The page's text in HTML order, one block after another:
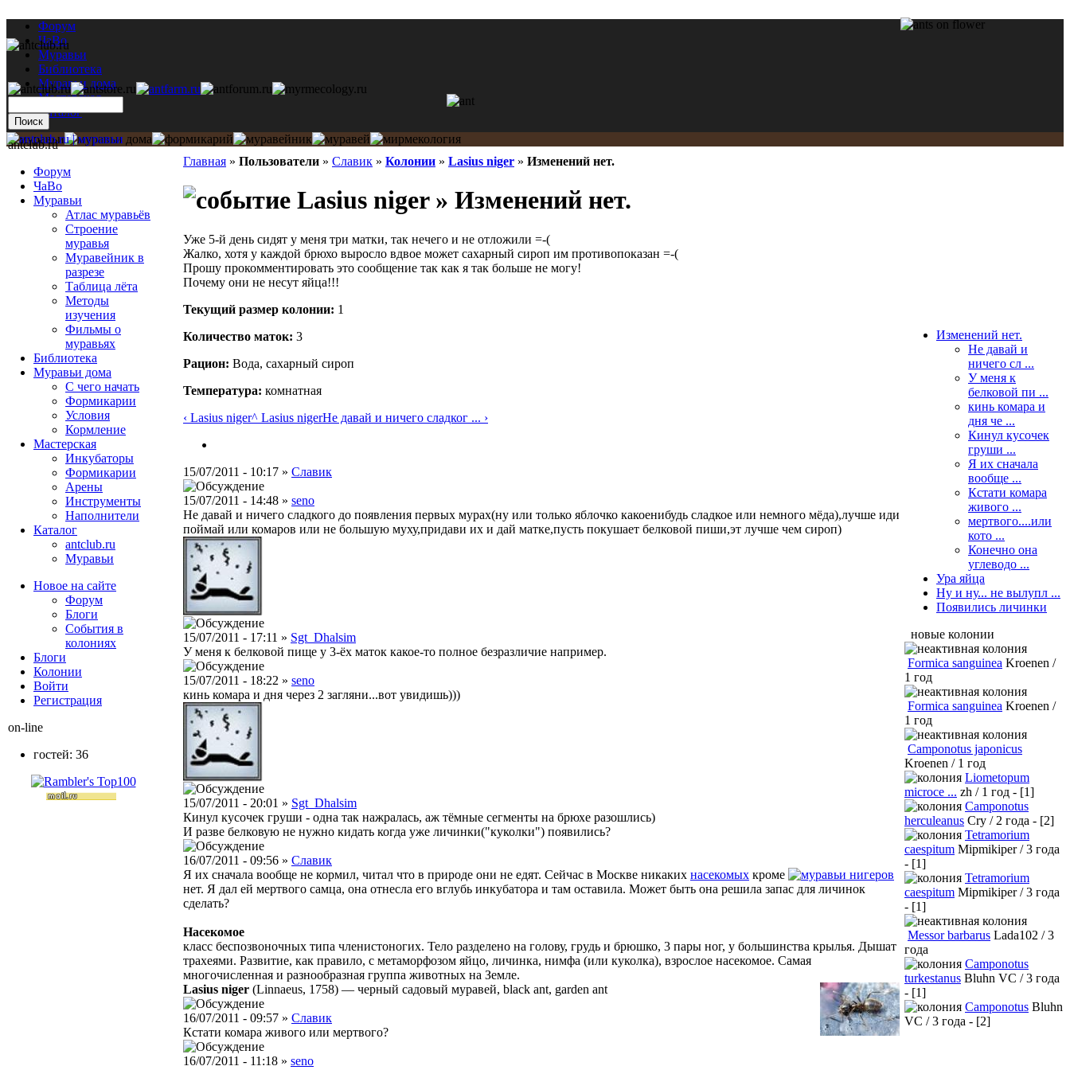
Форум
ЧаВо
Муравьи
Библиотека
Муравьи дома
Мастерская
Каталог
Главная » Пользователи » Славик » Колонии » Lasius niger » Изменений нет.
Lasius niger » Изменений нет.
Уже 5-й день сидят у меня три матки, так нечего и не отложили =-(
Жалко, хотя у каждой брюхо выросло вдвое может сахарный сироп им противопоказан =-(
Прошу прокомментировать это сообщение так как я так больше не могу!
Почему они не несут яйца!!!
Текущий размер кoлонии: 1
Количество маток: 3
Рацион: Вода, сахарный сироп
Температура: комнатная
‹ Lasius niger^ Lasius nigerНе давай и ничего сладког ... ›
15/07/2011 - 10:17 » Славик
15/07/2011 - 14:48 » seno
Не давай и ничего сладкого до появления первых мурах(ну или только яблочко какоенибудь сладкое или немного мёда),лучше иди
поймай или комаров или не большую муху,придави их и дай матке,пусть покушает белковой пиши,эт лучше чем сироп)
15/07/2011 - 17:11 » Sgt_Dhalsim
У меня к белковой пище у 3-ёх маток какое-то полное безразличие например.
15/07/2011 - 18:22 » seno
кинь комара и дня через 2 загляни...вот увидишь)))
15/07/2011 - 20:01 » Sgt_Dhalsim
Кинул кусочек груши - одна так нажралась, аж тёмные сегменты на брюхе разошлись)
И разве белковую не нужно кидать когда уже личинки("куколки") появились?
16/07/2011 - 09:56 » Славик
Я их сначала вообще не кормил, читал что в природе они не едят. Сейчас в Москве никаких насекомых кроме
нигеров
нет. Я дал ей мертвого самца, она отнесла его вглубь инкубатора и там оставила. Может быть она решила запас для личинок
сделать?
Насекомое
класс беспозвоночных типа членистоногих. Тело разделено на голову, грудь и брюшко, 3 пары ног, у большинства крылья. Дышат
трахеями. Развитие, как правило, с метаморфозом яйцо, личинка, нимфа (или куколка), взрослое насекомое. Самая
многочисленная и разнообразная группа животных на Земле.
Lasius niger (Linnaeus, 1758) — черный садовый муравей, black ant, garden ant
16/07/2011 - 09:57 » Славик
Кстати комара живого или мертвого?
16/07/2011 - 11:18 » seno
antclub.ru
Форум
ЧаВо
Муравьи
Атлас муравьёв
Строение
муравья
Муравейник в
разрезе
Таблица лёта
Методы
изучения
Фильмы о
муравьях
Библиотека
Муравьи дома
С чего начать
Формикарии
Условия
Кормление
Мастерская
Инкубаторы
Формикарии
Арены
Инструменты
Наполнители
Каталог
antclub.ru
Муравьи
Новое на сайте
Форум
Блоги
События в
колониях
Блоги
Колонии
Войти
Peгиcтpaция
on-line
гостей: 36
Изменений нет.
Не давай и
ничего сл ...
У меня к
белковой пи ...
кинь комара и
дня че ...
Кинул кусочек
груши ...
Я их сначала
вообще ...
Кстати комара
живого ...
мертвого....или
кото ...
Конечно она
углеводо ...
Ура яйца
Ну и ну... не вылупл ...
Появились личинки
новые колонии
Formica sanguinea Kroenen /
1 год
Formica sanguinea Kroenen /
1 год
Camponotus japonicus
Kroenen / 1 год
Liometopum
microce ... zh / 1 год - [1]
Camponotus
herculeanus Cry / 2 года - [2]
Tetramorium
caespitum Mipmikiper / 3 года
- [1]
Tetramorium
caespitum Mipmikiper / 3 года
- [1]
Messor barbarus Lada102 / 3
года
Camponotus
turkestanus Bluhn VC / 3 года
- [1]
Camponotus Bluhn
VC / 3 года - [2]